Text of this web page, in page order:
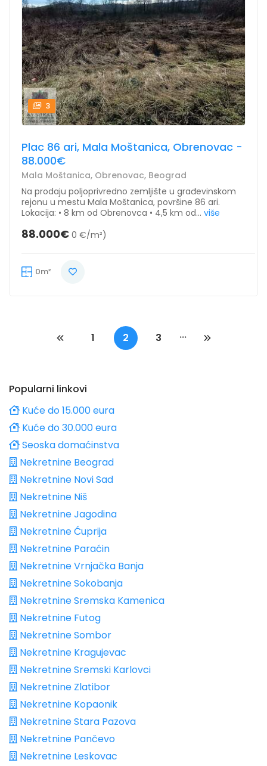
3
Plac 86 ari, Mala Moštanica, Obrenovac -
88.000€
Mala Moštanica, Obrenovac, Beograd
Na prodaju poljoprivredno zemljište u građevinskom
rejonu u mestu Mala Moštanica, površine 86 ari.
Lokacija: • 8 km od Obrenovca • 4,5 km od... više
88.000€ 0 €/m²)
0m²
1 2 3 ...
Popularni linkovi
Kuće do 15.000 eura
Kuće do 30.000 eura
Seoska domaćinstva
Nekretnine Beograd
Nekretnine Novi Sad
Nekretnine Niš
Nekretnine Jagodina
Nekretnine Ćuprija
Nekretnine Paraćin
Nekretnine Vrnjačka Banja
Nekretnine Sokobanja
Nekretnine Sremska Kamenica
Nekretnine Futog
Nekretnine Sombor
Nekretnine Kragujevac
Nekretnine Sremski Karlovci
Nekretnine Zlatibor
Nekretnine Kopaonik
Nekretnine Stara Pazova
Nekretnine Pančevo
Nekretnine Leskovac